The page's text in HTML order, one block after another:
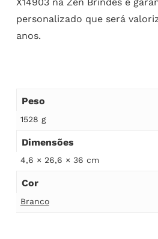
X14903 na Zen Brindes e
personalizado que será
anos.
Peso
1528 g
Dimensões
4,6 × 26,6 × 36 cm
Cor
Branco